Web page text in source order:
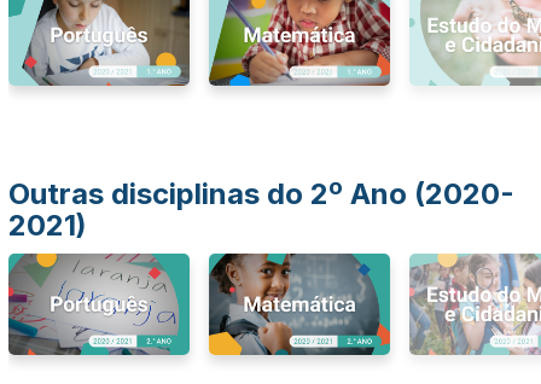
Outras disciplinas do 2º Ano (2020-
2021)